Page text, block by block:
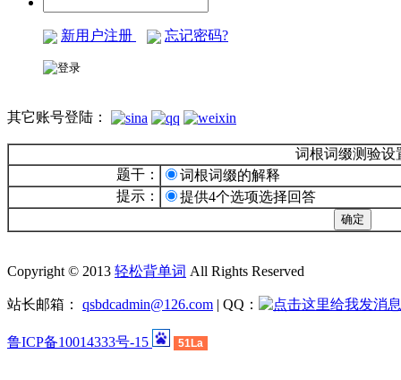
新用户注册 忘记密码?
其它账号登陆：
词根词缀测验设
题干：
词根词缀的解释
提示：
提供4个选项选择回答
Copyright © 2013 轻松背单词 All Rights Reserved
站长邮箱： qsbdcadmin@126.com | QQ：
鲁ICP备10014333号-15 51La